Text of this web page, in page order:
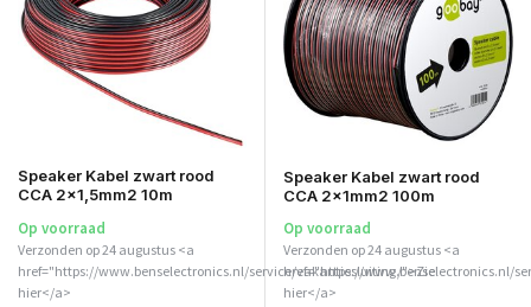
Speaker Kabel zwart rood
CCA 2x1,5mm2 10m
Op voorraad
Verzonden op 24 augustus <a
href="https://www.benselectronics.nl/service/vakantiesluiting/">Zie
hier</a>
Speaker Kabel zwart rood
CCA 2x1mm2 100m
Op voorraad
Verzonden op 24 augustus <a
href="https://www.benselectronics.nl/
hier</a>